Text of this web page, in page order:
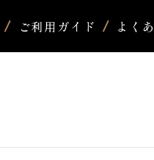
ご利用ガイド よく